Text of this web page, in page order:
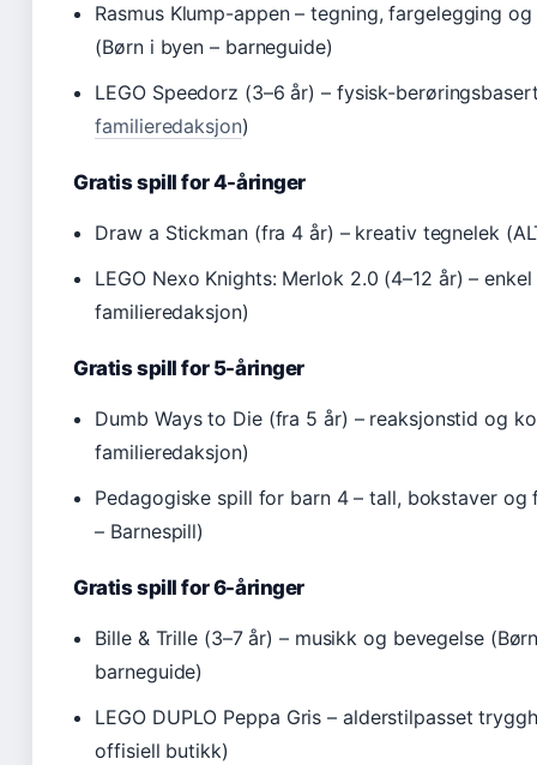
Rasmus Klump-appen – tegning, fargelegging
(Børn i byen – barneguide)
LEGO Speedorz (3–6 år) – fysisk-
familieredaksjon)
Gratis spill for 4-åringer
Draw a Stickman (fra 4 år) – kreativ tegnelek
LEGO Nexo Knights: Merlok 2.0 (4–12 år) –
familieredaksjon)
Gratis spill for 5-åringer
Dumb Ways to Die (fra 5 år) – reaksjonstid og
familieredaksjon)
Pedagogiske spill for barn 4 – tall, bokstaver og
– Barnespill)
Gratis spill for 6-åringer
Bille & Trille (3–7 år) – musikk og bevegelse
barneguide)
LEGO DUPLO Peppa Gris – alderstilpasset
offisiell butikk)